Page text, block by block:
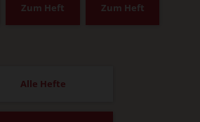
Zum Heft Zum Heft
Alle Hefte